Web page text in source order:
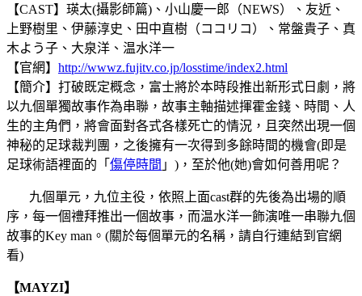
【CAST】瑛太(攝影師篇)、小山慶一郎（NEWS）、友近、
上野樹里、伊藤淳史、田中直樹（ココリコ）、常盤貴子、真
木よう子、大泉洋、温水洋一
【官網】 http://wwwz.fujitv.co.jp/losstime/index2.html
【簡介】打破既定概念，富士將於本時段推出新形式日劇，將
以九個單獨故事作為串聯，故事主軸描述揮霍金錢、時間、人
生的主角們，將會面對各式各樣死亡的情況，且突然出現一個
神秘的足球裁判團，之後擁有一次得到多餘時間的機會(即是
足球術語裡面的「 傷停時間 」)，至於他(她)會如何善用呢？
九個單元，九位主役，依照上面cast群的先後為出場的順
序，每一個禮拜推出一個故事，而温水洋一飾演唯一串聯九個
故事的Key man。(關於每個單元的名稱，請自行連結到官網
看)
【MAYZI】